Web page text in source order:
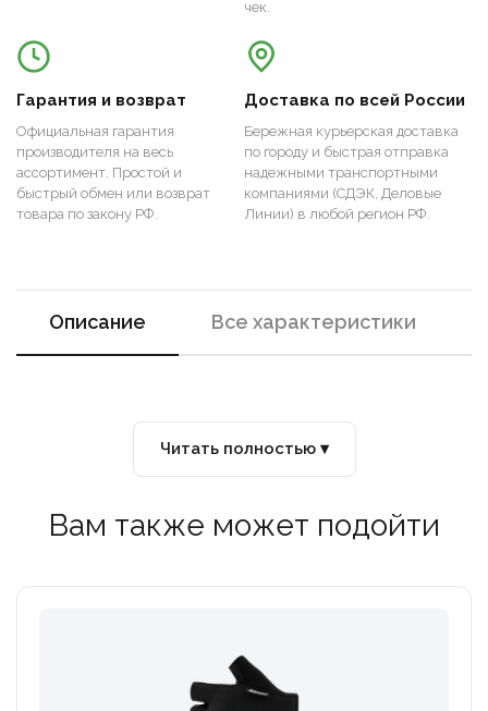
чек.
Гарантия и возврат
Официальная гарантия
производителя на весь
ассортимент. Простой и
быстрый обмен или возврат
товара по закону РФ.
Доставка по всей России
Бережная курьерская доставка
по городу и быстрая отправка
надежными транспортными
компаниями (СДЭК, Деловые
Линии) в любой регион РФ.
Описание Все характеристики
Читать полностью ▾
Вам также может подойти